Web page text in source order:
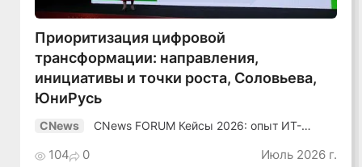
Приоритизация цифровой
трансформации: направления,
инициативы и точки роста, Соловьева,
ЮниРусь
CNews
CNews FORUM Кейсы 2026: опыт ИТ-
104 0 Июль 2026 г.